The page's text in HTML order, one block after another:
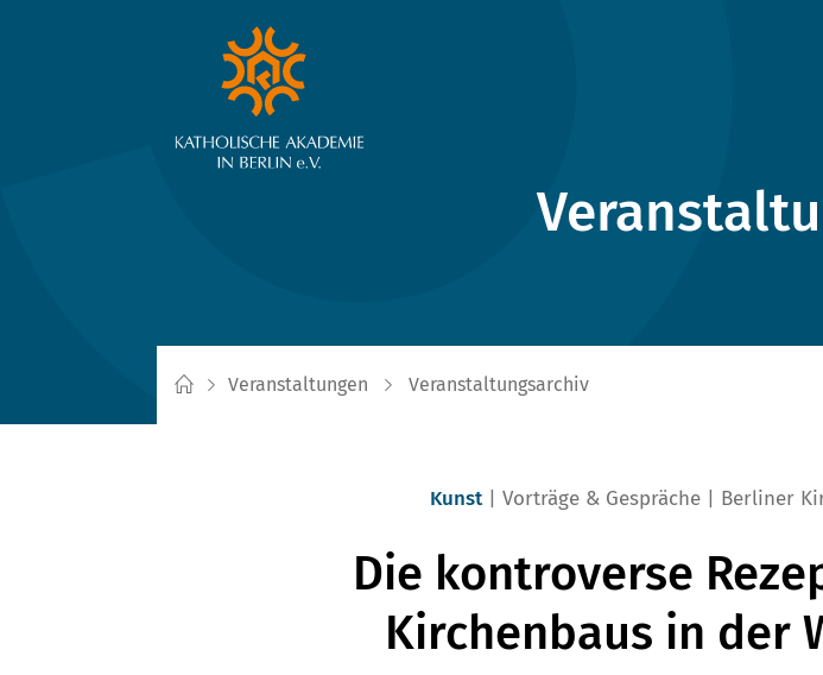
Veranstaltungen Veranstaltungsarchiv
Kunst Vorträge & Gespräche Berliner
Die kontroverse
Kirchenbaus in der